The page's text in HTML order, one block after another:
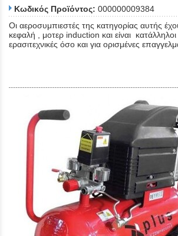
Κωδικός Προϊόντος: 000000009384
Οι αεροσυμπιεστές της κατηγορίας αυτής
κεφαλή , μοτερ induction και είναι
ερασιτεχνικές όσο και για ορισμένες